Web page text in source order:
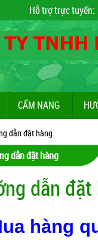
Hỗ trợ trực tuyến:
CẨM NANG
dẫn đặt hàng
dẫn đặt hàng
dẫn đặt
hàng